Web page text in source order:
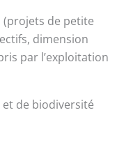
(projets de petite
dimension
par l’exploitation
de biodiversité